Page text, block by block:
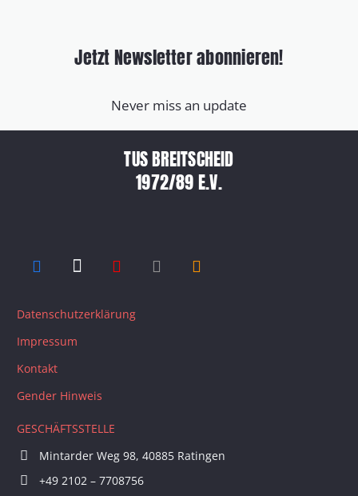
Jetzt Newsletter abonnieren!
Never miss an update
TUS BREITSCHEID
1972/89 E.V.
Datenschutzerklärung
Impressum
Kontakt
Gender Hinweis
GESCHÄFTSSTELLE
Mintarder Weg 98, 40885 Ratingen
+49 2102 – 7708756